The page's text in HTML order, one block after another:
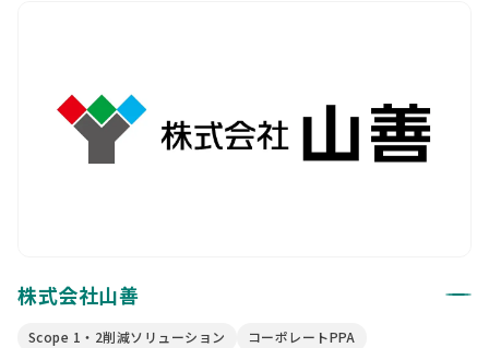
株式会社山善
Scope 1・2削減ソリューション
コーポレートPPA